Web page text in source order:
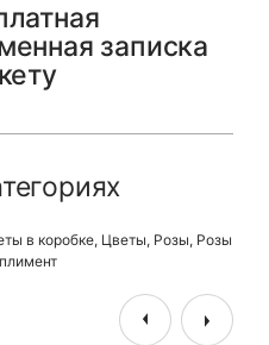
записка
в коробке, Цветы, Розы, Розы